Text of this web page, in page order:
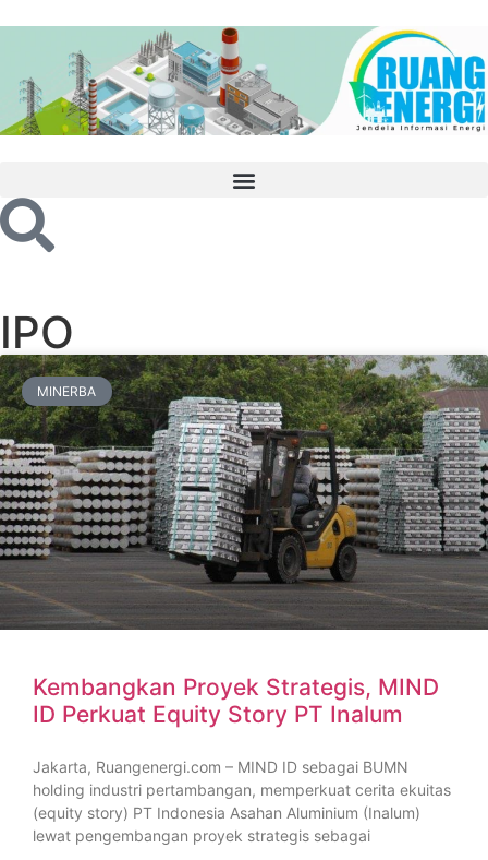
IPO
MINERBA
Kembangkan Proyek Strategis, MIND
ID Perkuat Equity Story PT Inalum
Jakarta, Ruangenergi.com – MIND ID sebagai BUMN
holding industri pertambangan, memperkuat cerita ekuitas
(equity story) PT Indonesia Asahan Aluminium (Inalum)
lewat pengembangan proyek strategis sebagai